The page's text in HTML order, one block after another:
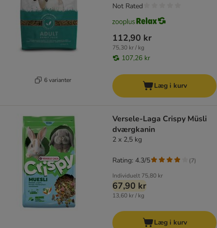
6 varianter
112,90 kr
75,30 kr / kg
107,26 kr
Not Rated
Læg i kurv
Versele-Laga Crispy Müsli
dværgkanin
2 x 2,5 kg
Individuelt 75,80 kr
67,90 kr
13,60 kr / kg
Rating: 4.3/5 (7)
Læg i kurv